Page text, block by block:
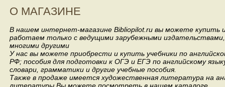
О МАГАЗИНЕ
В нашем интернет-магазине Bibliopilot.ru вы можете купить
работаем только с ведущими зарубежными издательствами,
многими другими
У нас вы можете приобрести и купить учебники по
РФ; пособия для подготовки к ОГЭ и ЕГЭ по английскому
словари, грамматики и другие учебные пособия.
Также в продаже имеется художественная литература на